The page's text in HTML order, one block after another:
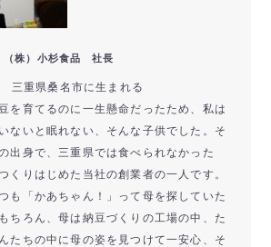
株）小杉食品 社長
重県桑名市に生まれる
を育てるのに一生懸命だったため、私は
ないと眠れない、そんな子供でした。そ
出身で、三重県では食べられなかった
くりはじめた当社の創業者の一人です。
も「かあちゃん！」って母を探していた
ちろん、母は納豆づくりの工場の中、た
たちの中に母の姿を見つけて一安心、そ